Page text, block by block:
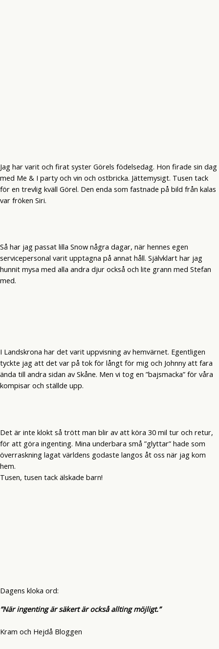
Jag har varit och firat syster Görels födelsedag. Hon firade sin dag
med Me & I party och vin och ostbricka. Jättemysigt. Tusen tack
för en trevlig kväll Görel. Den enda som fastnade på bild från kalas
var fröken Siri.
Så har jag passat lilla Snow några dagar, när hennes egen
servicepersonal varit upptagna på annat håll. Självklart har jag
hunnit mysa med alla andra djur också och lite grann med Stefan
med.
I Landskrona har det varit uppvisning av hemvärnet. Egentligen
tyckte jag att det var på tok för långt för mig och Johnny att fara
ända till andra sidan av Skåne. Men vi tog en ”bajsmacka” för våra
kompisar och ställde upp.
Det är inte klokt så trött man blir av att köra 30 mil tur och retur,
för att göra ingenting. Mina underbara små ”glyttar” hade som
överraskning lagat världens godaste langos åt oss när jag kom
hem.
Tusen, tusen tack älskade barn!
Dagens kloka ord:
”När ingenting är säkert är också allting möjligt.”
Kram och Hejdå Bloggen